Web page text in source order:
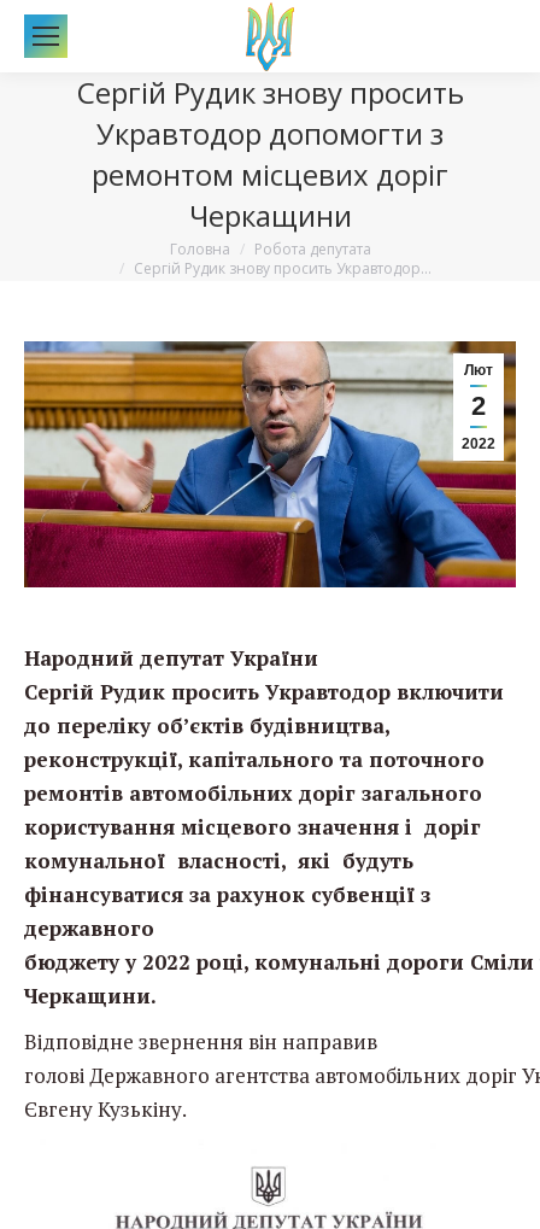
Сергій Рудик знову просить
Укравтодор допомогти з
ремонтом місцевих доріг
Черкащини
Головна
Робота депутата
Сергій Рудик знову просить Укравтодор…
Лют
2
2022
Народний депутат України
Сергій Рудик просить Укравтодор включити
до переліку об’єктів будівництва,
реконструкції, капітального та поточного
ремонтів автомобільних доріг загального
користування місцевого значення і доріг
комунальної власності, які будуть
фінансуватися за рахунок субвенції з
державного
бюджету у 2022 році, комунальні дороги
Черкащини.
Відповідне звернення він направив
голові Державного агентства автомобільних доріг
Євгену Кузькіну.